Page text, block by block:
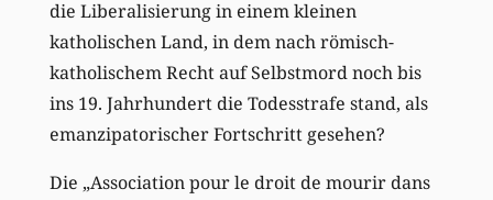
die Liberalisierung in einem kleinen
katholischen Land, in dem nach römisch-
katholischem Recht auf Selbstmord noch bis
ins 19. Jahrhundert die Todesstrafe stand, als
emanzipatorischer Fortschritt gesehen?
Die „Association pour le droit de mourir dans